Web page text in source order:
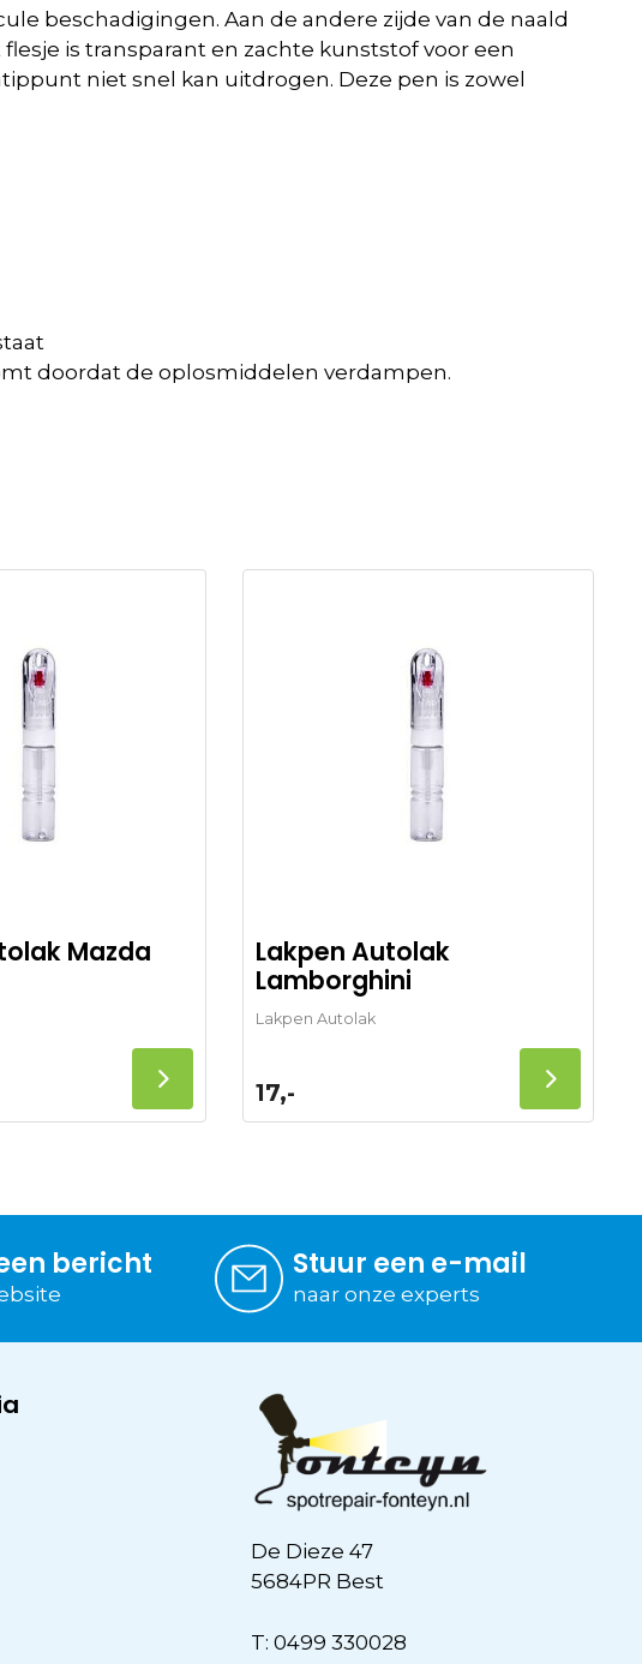
beschadigingen. Aan de andere zijde van de naald
is transparant en zachte kunststof voor een
niet snel kan uitdrogen. Deze pen is zowel
doordat de oplosmiddelen verdampen.
Mazda
Lakpen Autolak
Lamborghini
Lakpen Autolak
17,-
bericht Stuur een e-mail
naar onze experts
De Dieze 47
5684PR Best
T: 0499 330028